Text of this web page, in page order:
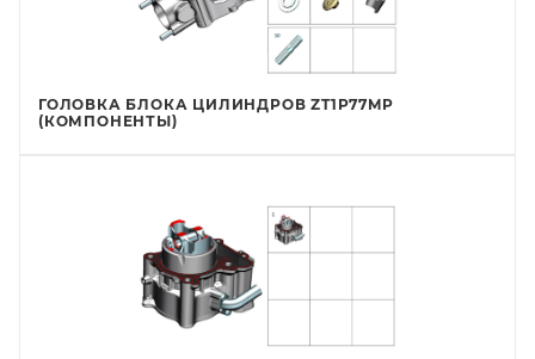
ГОЛОВКА БЛОКА ЦИЛИНДРОВ ZT1P77MP
(КОМПОНЕНТЫ)